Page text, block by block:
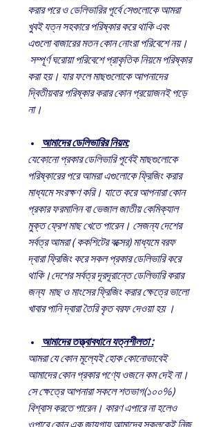
করার পরে ও ডেলিভারির পূর্বে সেগুলোকে আমরা
খুবই যত্ন সহকারে পরিষ্কার করে থাকি এবং
এগুলো বাজারের মতন কোন নোংরা পরিবেশে নয়।
সম্পূর্ণ ঘরোয়া পরিবেশে প্রাকৃতিক নিয়মে পরিষ্কার
করা হয়। যার ফলে মাছগুলোকে আপনাদের
দ্বিতীয়বার পরিষ্কার করার কোন প্রয়োজনই পড়ে
না।
আমাদের ডেলিভারির নিয়ম:
যেকোনো প্রকার ডেলিভারি পূর্বেই মাছগুলোকে
পরিষ্কারের পরে আমরা এগুলোকে ফ্রিজিং করার
মাধ্যমে সংরক্ষণ করি। যাতে করে আপনারা কোন
প্রকার ফরমালিন বা ভেজাল জাতীয় কেমিক্যাল
মুক্ত ফ্রেশ মাছ খেতে পারেন। সেজন্য দেশের
সর্বত্র আমরা ( ককশিটের বক্সের) মাধ্যমে বরফ
দ্বারা ফ্রিজিং করে সকল প্রকার ডেলিভারি করে
থাকি।দেশের সর্বত্র দূরদূরান্তে ডেলিভারি করার
জন্য মাছ ও মাংসের ফ্রিজিং করার ক্ষেত্রে ভালো
খাবার পানি দ্বারা তৈরি কৃত বরফ দেওয়া হয় ।
আমাদের তত্ত্বাবধানে যত্নশীলতা :
আমরা যে কোন মূল্যেই হোক কোনোভাবেই
আমাদের কোন প্রকার পণ্যে ওজনে কম দেই না।
সে ক্ষেত্রে আপনারা সকলে শতভাগ(১০০%)
বিশ্বাস করতে পারেন। কারণ এপারে না হলেও